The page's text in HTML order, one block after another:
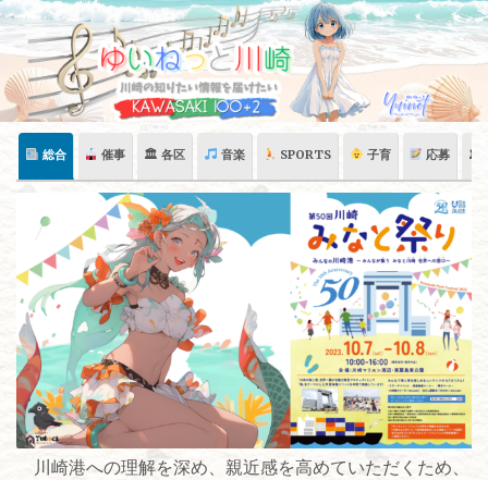
Skip
content
総合 催事 🏛 各区 音楽 SPORTS 子育 応募 🏛
川崎港への理解を深め、親近感を高めていただくため、